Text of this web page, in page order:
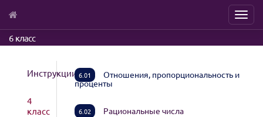
Skip
to
content
Menu
6 класс
Инструкции
4
класс
6.01
Отношения, пропорциональность и
проценты
6.02 Рациональные числа